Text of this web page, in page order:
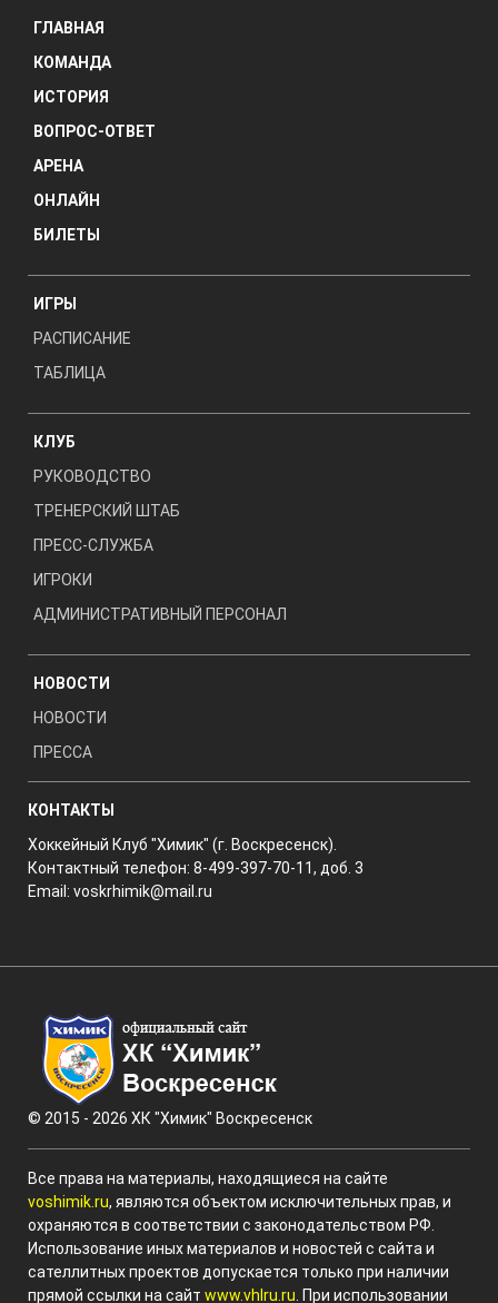
ГЛАВНАЯ
КОМАНДА
ИСТОРИЯ
ВОПРОС-ОТВЕТ
АРЕНА
ОНЛАЙН
БИЛЕТЫ
ИГРЫ
РАСПИСАНИЕ
ТАБЛИЦА
КЛУБ
РУКОВОДСТВО
ТРЕНЕРСКИЙ ШТАБ
ПРЕСС-СЛУЖБА
ИГРОКИ
АДМИНИСТРАТИВНЫЙ ПЕРСОНАЛ
НОВОСТИ
НОВОСТИ
ПРЕССА
КОНТАКТЫ
Хоккейный Клуб "Химик" (г. Воскресенск).
Контактный телефон: 8-499-397-70-11, доб. 3
Email: voskrhimik@mail.ru
© 2015 - 2026 ХК "Химик" Воскресенск
Все права на материалы, находящиеся на сайте
voshimik.ru, являются объектом исключительных прав, и
охраняются в соответствии с законодательством РФ.
Использование иных материалов и новостей с сайта и
сателлитных проектов допускается только при наличии
прямой ссылки на сайт www.vhlru.ru . При использовании